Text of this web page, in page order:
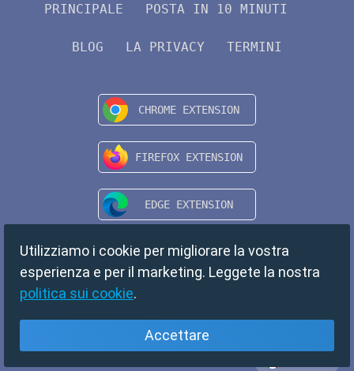
PRINCIPALE POSTA IN 10 MINUTI
BLOG LA PRIVACY TERMINI
Utilizziamo i cookie per migliorare la vostra
esperienza e per il marketing. Leggete la nostra
politica sui cookie.
Accettare